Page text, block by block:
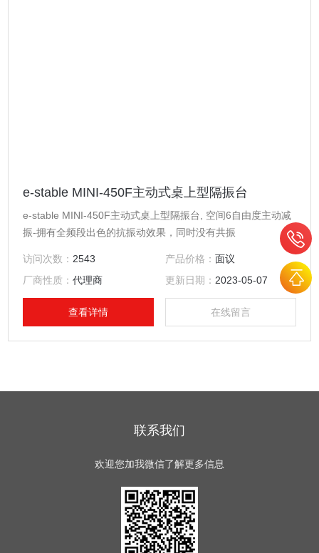
e-stable MINI-450F主动式桌上型隔振台
e-stable MINI-450F主动式桌上型隔振台, 空间6自由度主动减
振-拥有全频段出色的抗振动效果，同时没有共振
访问次数： 2543 产品价格： 面议
厂商性质：代理商 更新日期： 2023-05-07
查看详情 在线留言
联系我们
欢迎您加我微信了解更多信息